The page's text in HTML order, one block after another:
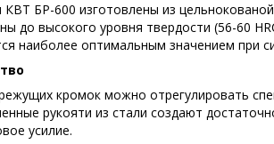
КВТ БР-600 изготовлены из
до высокого уровня твердости (56-60
наиболее оптимальным значением при
кромок можно отрегулировать
рукояти из стали создают
усилие.